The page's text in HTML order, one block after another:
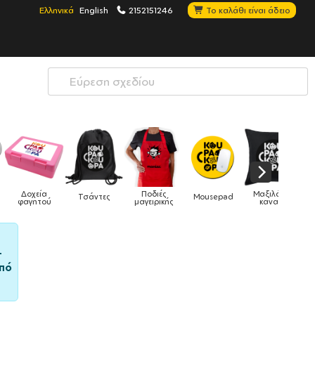
Ελληνικά English 2152151246 Το καλάθι είναι άδειο
Mousepad Μαξιλάρια
καναπέ Phone Holders Ρολόγια Βρεφικά